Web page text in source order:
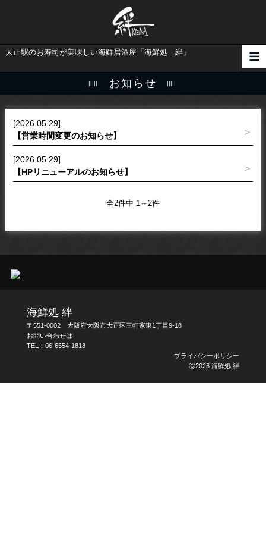
大正駅のお寿司が美味しい海鮮居酒屋「海鮮処 絆」
お知らせ
[2026.05.29]
【営業時間変更のお知らせ】
[2026.05.29]
【HPリニューアルのお知らせ】
全2件中 1～2件
海鮮処 絆
〒551-0002 大阪府大阪市大正区三軒家東1丁目9-18
お問い合わせは
TEL： 06-6554-1818
プライバシーポリシー
Ⓒ2026 海鮮処 絆